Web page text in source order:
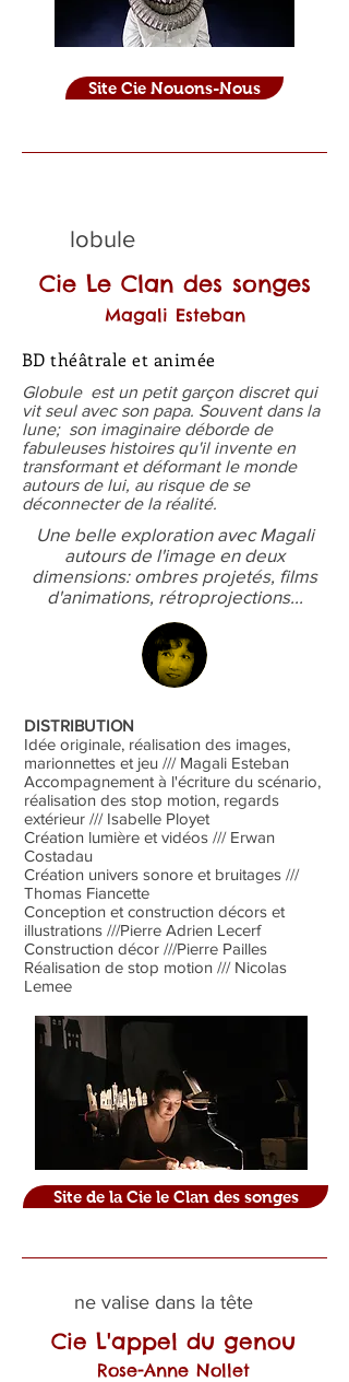
Site Cie Nouons-Nous
lobule
Cie Le Clan des songes
Magali Esteban
BD théâtrale et animée
Globule est un petit garçon discret qui
vit seul avec son papa. Souvent dans la
lune; son imaginaire déborde de
fabuleuses histoires qu'il invente en
transformant et déformant le monde
autours de lui, au risque de se
déconnecter de la réalité.
Une belle exploration avec Magali
autours de l'image en deux
dimensions: ombres projetés, films
d'animations, rétroprojections...
DISTRIBUTION
Idée originale, réalisation des images,
marionnettes et jeu /// Magali Esteban
Accompagnement à l'écriture du scénario,
réalisation des stop motion, regards
extérieur /// Isabelle Ployet
Création lumière et vidéos /// Erwan
Costadau
Création univers sonore et bruitages ///
Thomas Fiancette
Conception et construction décors et
illustrations ///Pierre Adrien Lecerf
Construction décor ///Pierre Pailles
Réalisation de stop motion /// Nicolas
Lemee
Site de la Cie le Clan des songes
ne valise dans la tête
Cie L'appel du genou
Rose-Anne Nollet